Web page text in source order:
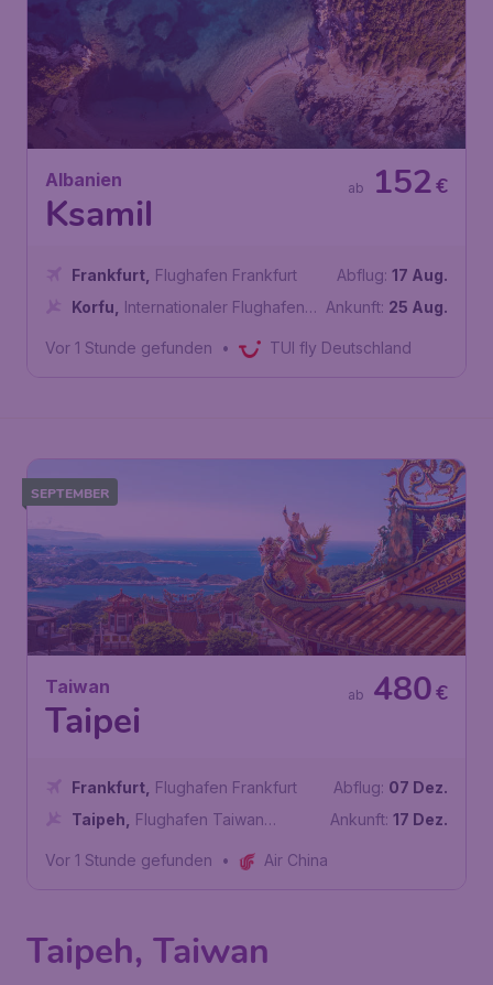
Albanien
Ksamil
€
152
ab
Frankfurt Flughafen Frankfurt
Korfu
Internationaler Flughafen
Abflug: 17 Aug.
Ankunft: 25 Aug.
Vor 1 Stunde gefunden • TUI fly Deutschland
SEPTEMBER
Taiwan
Taipei
€
480
ab
Frankfurt Flughafen Frankfurt
Taipeh
Flughafen Taiwan
Abflug: 07 Dez.
Ankunft: 17 Dez.
Vor 1 Stunde gefunden • Air China
Taipeh, Taiwan